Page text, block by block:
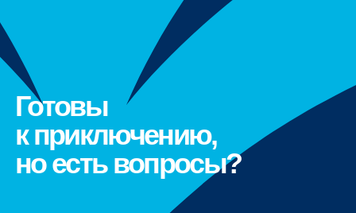
Готовы
к приключению,
но есть вопросы?